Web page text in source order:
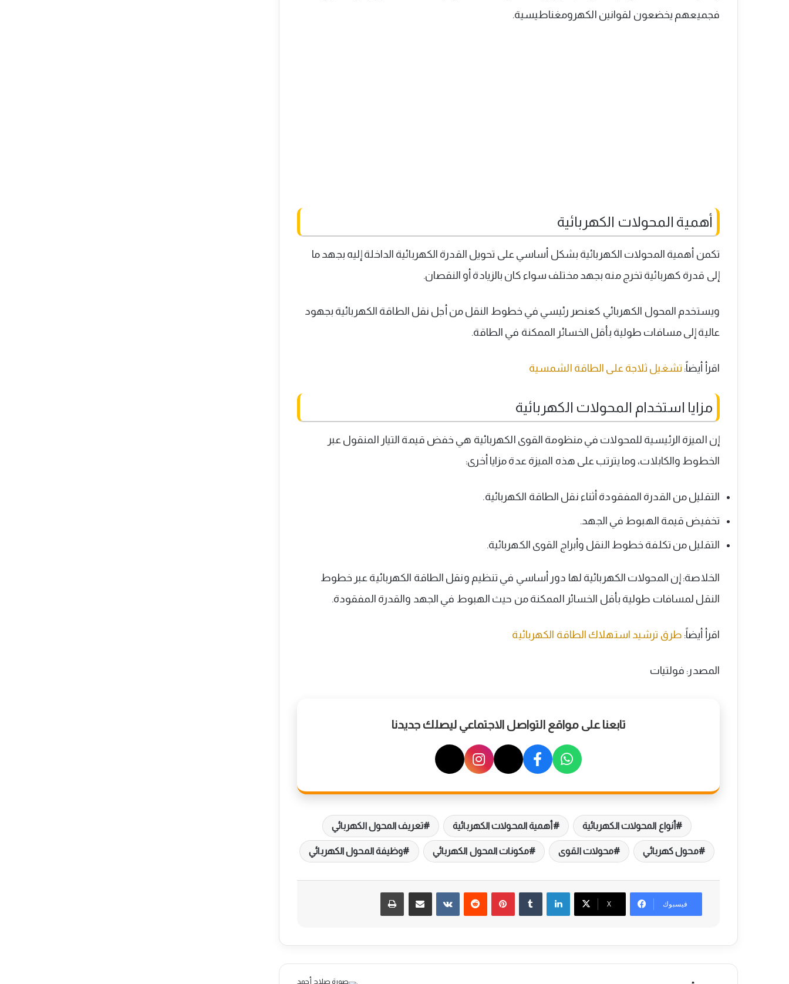
فجميعهم يخضعون لقوانين الكهرومغناطيسية.
أهمية المحولات الكهربائية
تكمن أهمية المحولات الكهربائية بشكل أساسي على تحويل القدرة الكهربائية الداخلة إليه بجهد ما
إلى قدرة كهربائية تخرج منه بجهد مختلف سواء كان بالزيادة أو النقصان.
ويستخدم المحول الكهربائي كعنصر رئيسي في خطوط النقل من أجل نقل الطاقة الكهربائية بجهود
عالية إلى مسافات طولية بأقل الخسائر الممكنة في الطاقة.
اقرأ أيضاً: تشغيل ثلاجة على الطاقة الشمسية
مزايا استخدام المحولات الكهربائية
إن الميزة الرئيسية للمحولات في منظومة القوى الكهربائية هي خفض قيمة التيار المنقول عبر
الخطوط والكابلات، وما يترتب على هذه الميزة عدة مزايا أخرى:
التقليل من القدرة المفقودة أثناء نقل الطاقة الكهربائية.
تخفيض قيمة الهبوط في الجهد.
التقليل من تكلفة خطوط النقل وأبراج القوى الكهربائية.
الخلاصة: إن المحولات الكهربائية لها دور أساسي في تنظيم ونقل الطاقة الكهربائية عبر خطوط
النقل لمسافات طولية بأقل الخسائر الممكنة من حيث الهبوط في الجهد والقدرة المفقودة.
اقرأ أيضاً: طرق ترشيد استهلاك الطاقة الكهربائية
المصدر: فولتيات
تابعنا على مواقع التواصل الاجتماعي ليصلك جديدنا
أنواع المحولات الكهربائية أهمية المحولات الكهربائية تعريف المحول الكهربائي
محول كهربائي محولات القوى مكونات المحول الكهربائي وظيفة المحول الكهربائي
فيسبوك ‫X
لينكدإن بينتيريست مشاركة عبر البريد طباعة